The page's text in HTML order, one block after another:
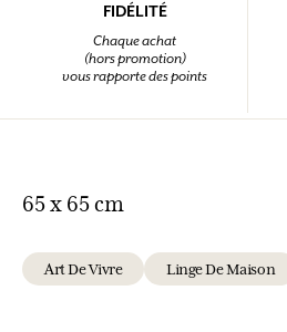
FIDÉLITÉ
Chaque achat
(hors promotion)
vous rapporte des points
65 x 65 cm
Art De Vivre Linge De Maison